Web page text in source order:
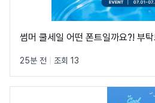
썸머 쿨세일 어떤 폰트일까요?! 부
25분 전 조회 13